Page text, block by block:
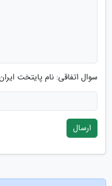
سوال اتفاقی: نام پایتخت
ارسال